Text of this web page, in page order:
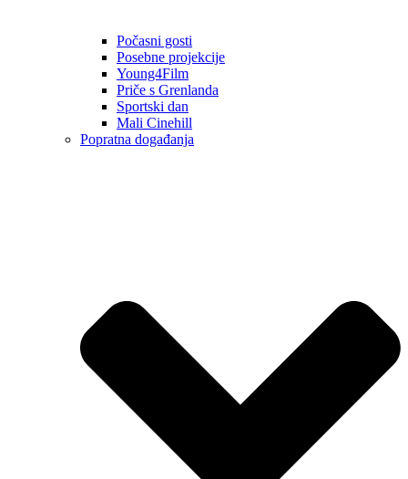
Počasni gosti
Posebne projekcije
Young4Film
Priče s Grenlanda
Sportski dan
Mali Cinehill
Popratna događanja